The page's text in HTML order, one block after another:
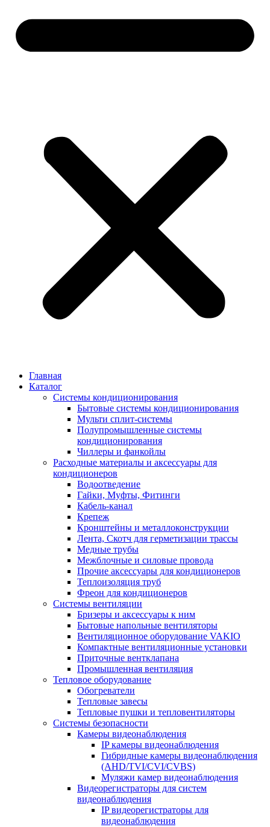
Главная
Каталог
Системы кондиционирования
Бытовые системы кондиционирования
Мульти сплит-системы
Полупромышленные системы
кондиционирования
Чиллеры и фанкойлы
Расходные материалы и аксессуары для
кондиционеров
Водоотведение
Гайки, Муфты, Фитинги
Кабель-канал
Крепеж
Кронштейны и металлоконструкции
Лента, Скотч для герметизации трассы
Медные трубы
Межблочные и силовые провода
Прочие аксессуары для кондиционеров
Теплоизоляция труб
Фреон для кондиционеров
Системы вентиляции
Бризеры и аксессуары к ним
Бытовые напольные вентиляторы
Вентиляционное оборудование VAKIO
Компактные вентиляционные установки
Приточные вентклапана
Промышленная вентиляция
Тепловое оборудование
Обогреватели
Тепловые завесы
Тепловые пушки и тепловентиляторы
Системы безопасности
Камеры видеонаблюдения
IP камеры видеонаблюдения
Гибридные камеры видеонаблюдения
(AHD/TVI/CVI/CVBS)
Муляжи камер видеонаблюдения
Видеорегистраторы для систем
видеонаблюдения
IP видеорегистраторы для
видеонаблюдения